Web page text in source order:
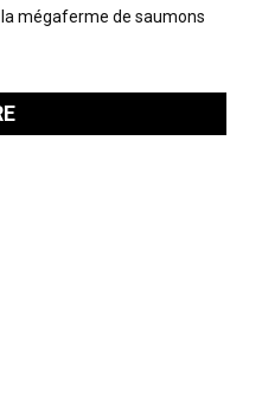
mégaferme de saumons